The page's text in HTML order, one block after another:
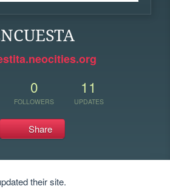
0
FOLLOWERS
11
UPDATES
Share
their site.